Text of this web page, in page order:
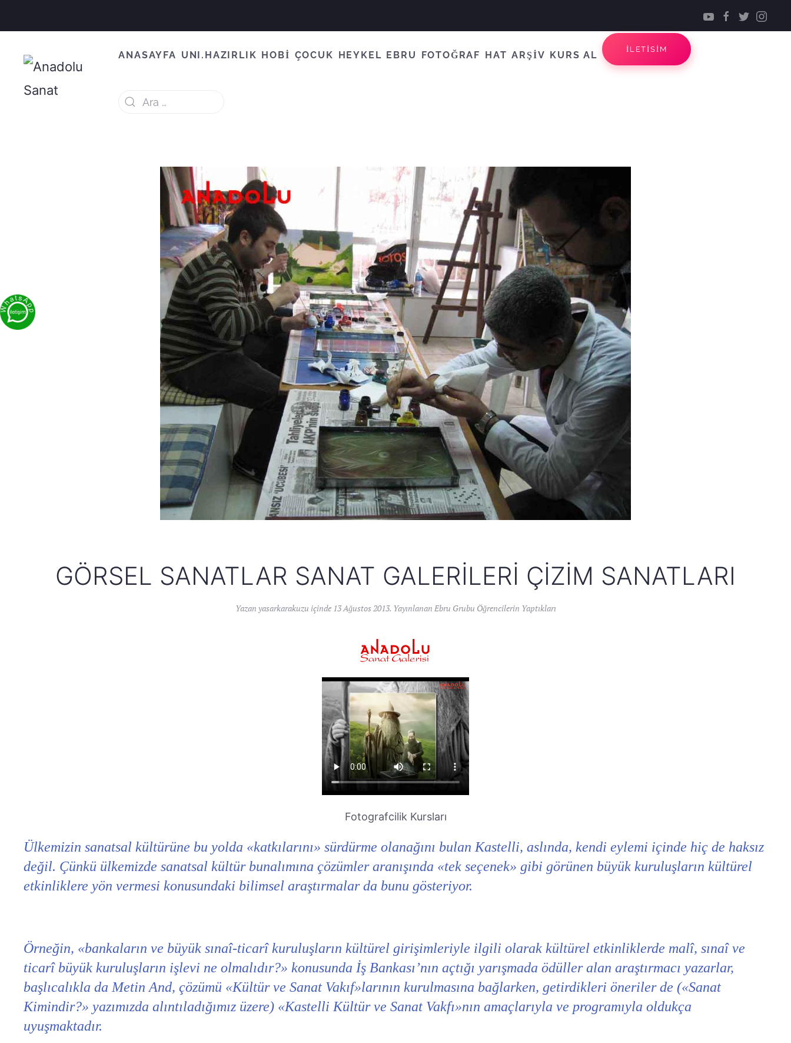
ANASAYFA UNI.HAZIRLIK HOBİ ÇOCUK HEYKEL EBRU FOTOĞRAF HAT ARŞİV KURS AL
İLETİSİM
GÖRSEL SANATLAR SANAT GALERILERI ÇIZIM SANATLARI
Yazan yasarkarakuzu içinde 13 Ağustos 2013. Yayınlanan Ebru Grubu Öğrencilerin Yaptıkları
Fotografcilik Kursları
Ülkemizin sanatsal kültürüne bu yolda «katkılarını» sürdürme olanağını bulan Kastelli, aslında, kendi eylemi içinde hiç de haksız
değil. Çünkü ülkemizde sanatsal kültür bunalımına çözümler aranışında «tek seçenek» gibi görünen büyük kuruluşların kültürel
etkinliklere yön vermesi konusundaki bilimsel araştırmalar da bunu gösteriyor.
Örneğin, «bankaların ve büyük sınaî-ticarî kuruluşların kültürel girişimleriyle ilgili olarak kültürel etkinliklerde malî, sınaî ve
ticarî büyük kuruluşların işlevi ne olmalıdır?» konusunda İş Bankası’nın açtığı yarışmada ödüller alan araştırmacı yazarlar,
başlıcalıkla da Metin And, çözümü «Kültür ve Sanat Vakıf»larının kurulmasına bağlarken, getirdikleri öneriler de («Sanat
Kimindir?» yazımızda alıntıladığımız üzere) «Kastelli Kültür ve Sanat Vakfı»nın amaçlarıyla ve programıyla oldukça
uyuşmaktadır.